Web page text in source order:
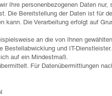
Ihre personenbezogenen Daten
Die Bereitstellung der Daten ist für
kann. Die Verarbeitung erfolgt auf
an die von Ihnen
Bestellabwicklung und IT-
auf ein Mindestmaß.
Für Datenübermittlungen